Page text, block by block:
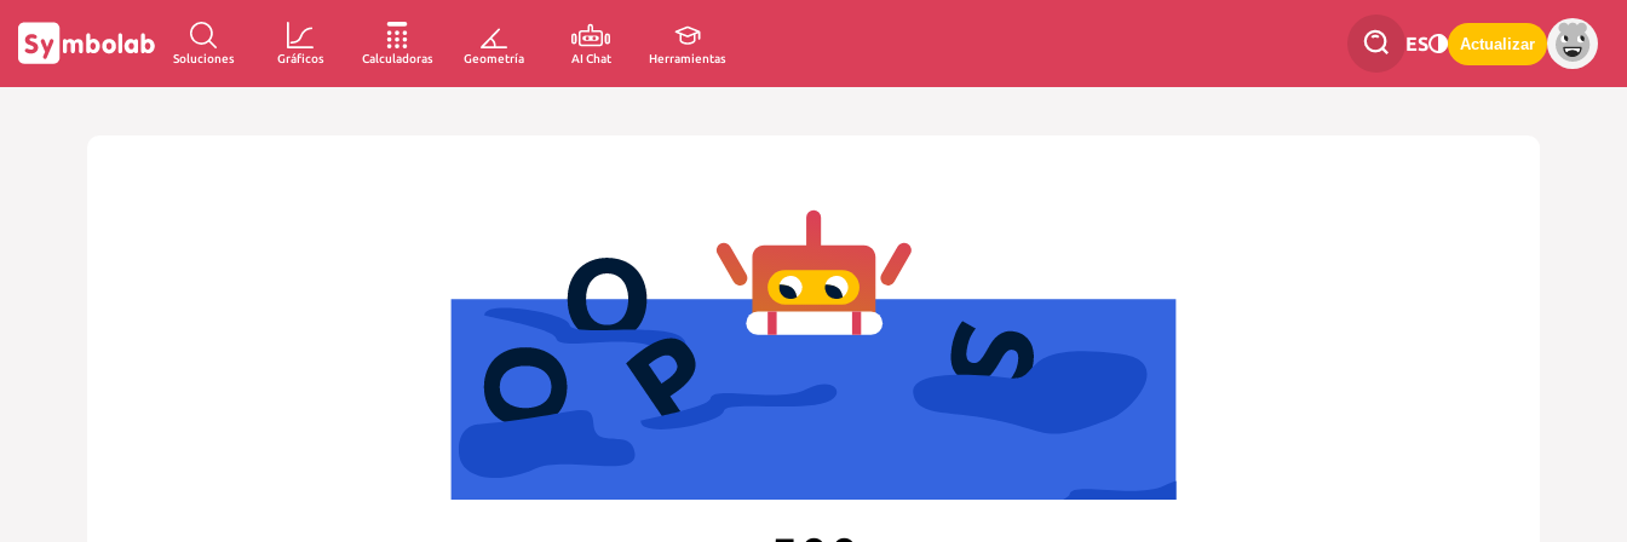
Soluciones Gráficos Calculadoras Geometría AI Chat Herramientas
ES Actualizar